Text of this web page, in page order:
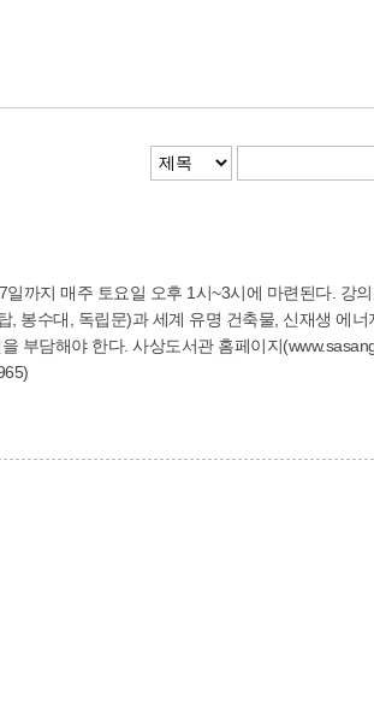
봉수대, 독립문)과 세계 유명 건축물, 신재생 에너
관(☎310-7965)